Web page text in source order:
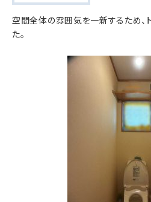
空間全体の雰囲気を一新するため、
た。